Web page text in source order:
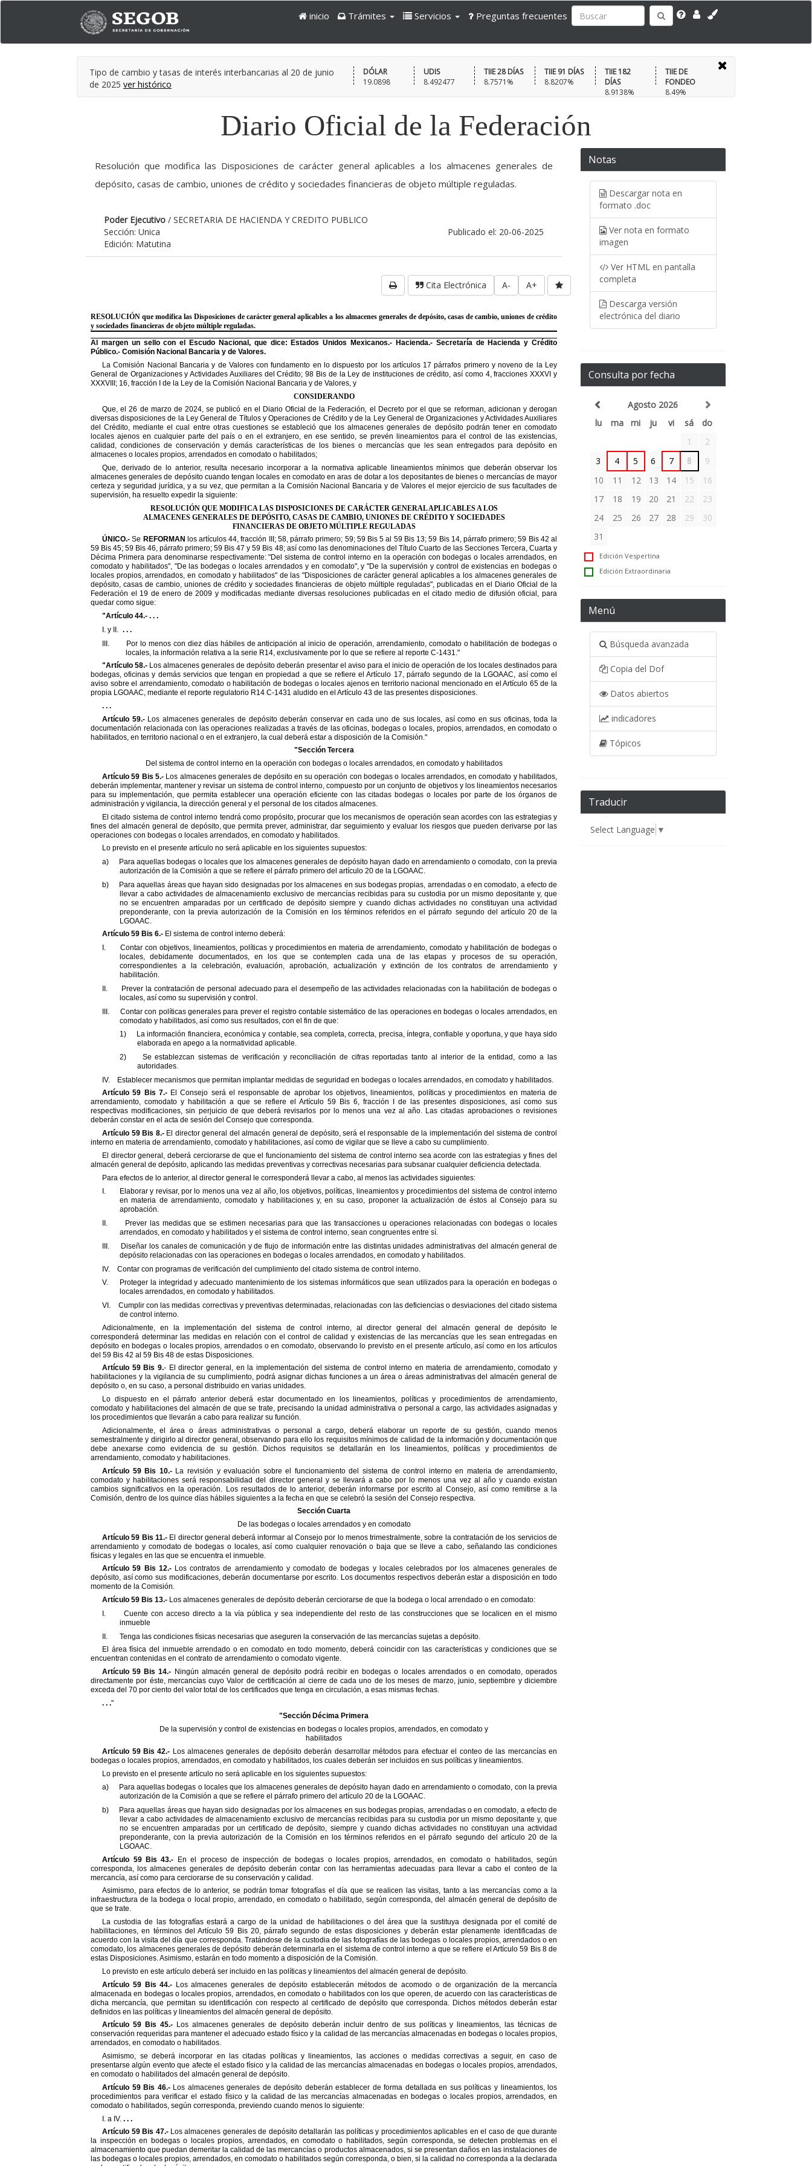
inicio Trámites Servicios Preguntas frecuentes
Tipo de cambio y tasas de interés interbancarias al 20 de junio
de 2025 ver histórico
DÓLAR
19.0898
UDIS
8.492477
TIIE 28 DÍAS
8.7571%
TIIE 91 DÍAS
8.8207%
TIIE 182
DÍAS
8.9138%
TIIE DE
FONDEO
8.49%
Diario Oficial de la Federación
Resolución que modifica las Disposiciones de carácter general aplicables a los almacenes generales de
depósito, casas de cambio, uniones de crédito y sociedades financieras de objeto múltiple reguladas.
Poder Ejecutivo / SECRETARIA DE HACIENDA Y CREDITO PUBLICO
Publicado el: 20-06-2025
Sección: Unica
Edición: Matutina
A+
A-
Cita Electrónica
Notas
Descargar nota en
formato .doc
Ver nota en formato
imagen
Ver HTML en pantalla
completa
Descarga versión
electrónica del diario
Consulta por fecha
Agosto 2026
lu
ma mi ju vi sá
do
1
2
3
4 5 6 7 8
9
10
11 12 13 14 15
16
17
18 19 20 21 22
23
24
25 26 27 28 29
30
31
Edición Vespertina
Edición Extraordinaria
Menú
Búsqueda avanzada
Copia del Dof
Datos abiertos
indicadores
Tópicos
Traducir
Select Language ▼